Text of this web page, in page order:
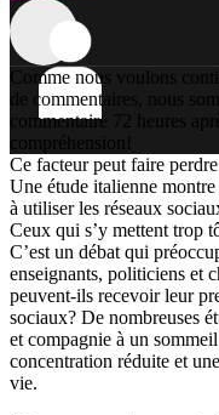
Comme nous voulons
de commentaires, nous
commentaire 72 heures
compréhension!
Ce facteur peut faire
Une étude italienne
à utiliser les réseaux
Ceux qui s’y mettent trop
C’est un débat qui
enseignants, politiciens et
peuvent-ils recevoir leur
sociaux? De nombreuses
et compagnie à un
concentration réduite et
vie.